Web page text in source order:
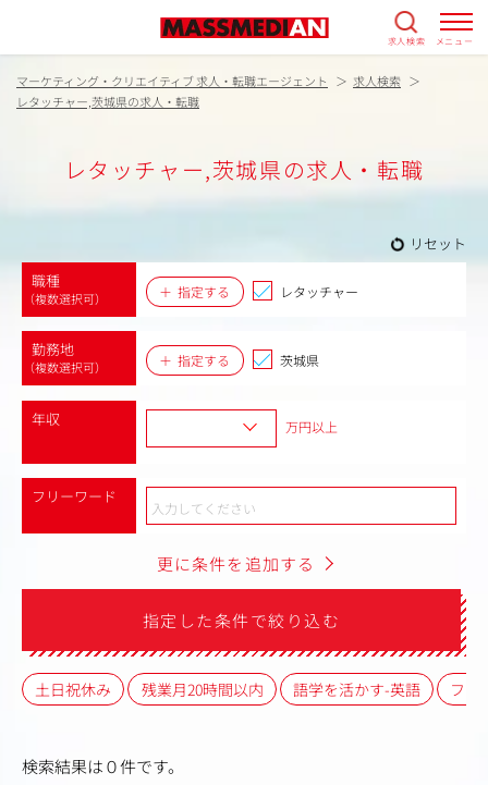
求人検索 メニュー
マーケティング・クリエイティブ 求人・転職エージェント
求人検索
レタッチャー,茨城県の求人・転職
レタッチャー,茨城県の求人・転職
リセット
職種
（複数選択可） 指定する レタッチャー
勤務地
（複数選択可） 指定する 茨城県
年収 万円以上
フリーワード
更に条件を追加する
指定した条件で絞り込む
土日祝休み 残業月20時間以内 語学を活かす-英語 フレ
検索結果は０件です。